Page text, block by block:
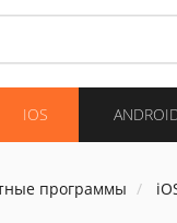
IOS
программы